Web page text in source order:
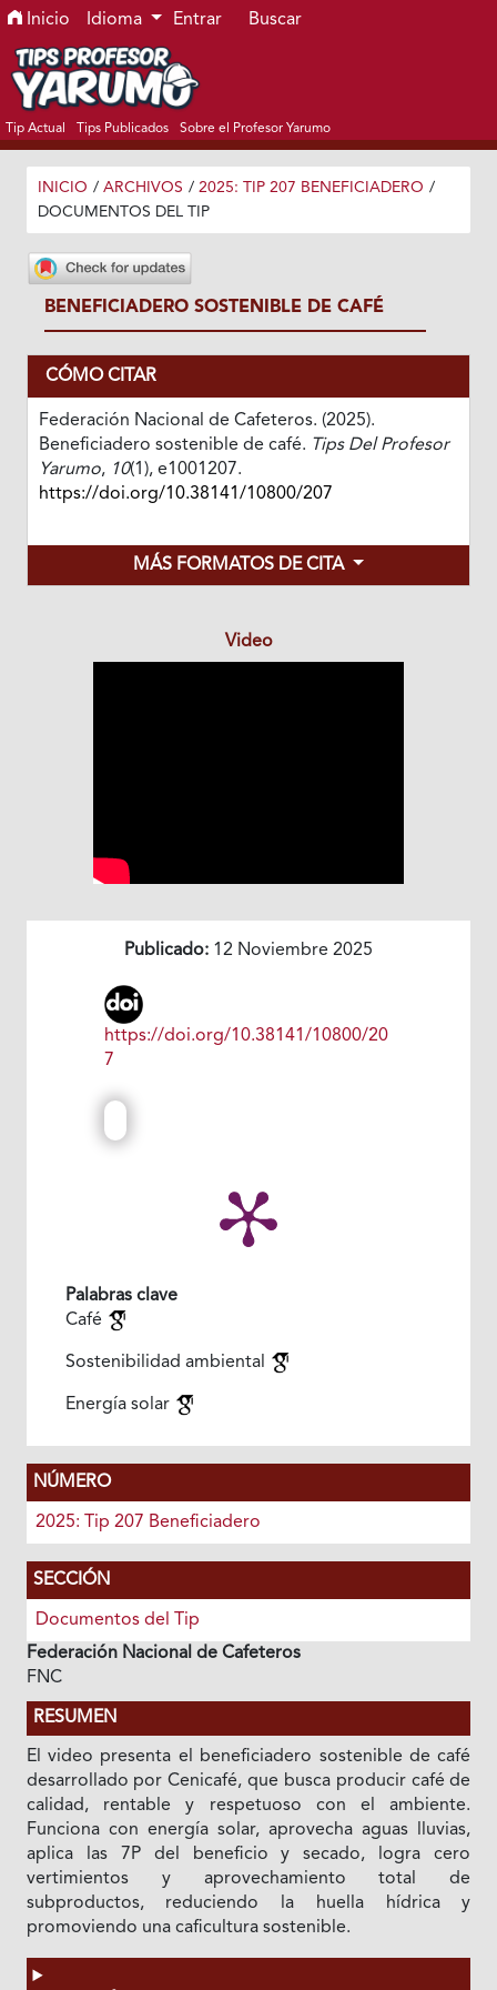
Ir al menú de navegación principal
Ir al contenido principal
Ir al pie de página del sitio
Inicio Idioma Entrar Buscar
Tip Actual Tips Publicados Sobre el Profesor Yarumo
INICIO / ARCHIVOS / 2025: TIP 207 BENEFICIADERO /
DOCUMENTOS DEL TIP
BENEFICIADERO SOSTENIBLE DE CAFÉ
CÓMO CITAR
Federación Nacional de Cafeteros. (2025).
Beneficiadero sostenible de café. Tips Del Profesor
Yarumo, 10(1), e1001207.
https://doi.org/10.38141/10800/207
MÁS FORMATOS DE CITA
Video
Publicado: 12 Noviembre 2025
https://doi.org/10.38141/10800/20
7
Palabras clave
Café
Sostenibilidad ambiental
Energía solar
NÚMERO
2025: Tip 207 Beneficiadero
SECCIÓN
Documentos del Tip
Federación Nacional de Cafeteros
FNC
RESUMEN
El video presenta el beneficiadero sostenible de café
desarrollado por Cenicafé, que busca producir café de
calidad, rentable y respetuoso con el ambiente.
Funciona con energía solar, aprovecha aguas lluvias,
aplica las 7P del beneficio y secado, logra cero
vertimientos y aprovechamiento total de
subproductos, reduciendo la huella hídrica y
promoviendo una caficultura sostenible.